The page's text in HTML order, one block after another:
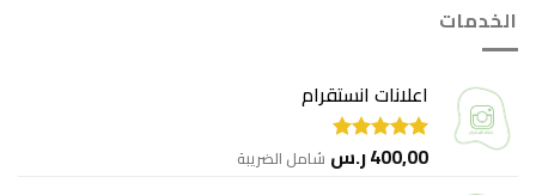
الخدمات
اعلانات انستقرام
تم التقييم
من 5400,00ر.س شامل الضريبة